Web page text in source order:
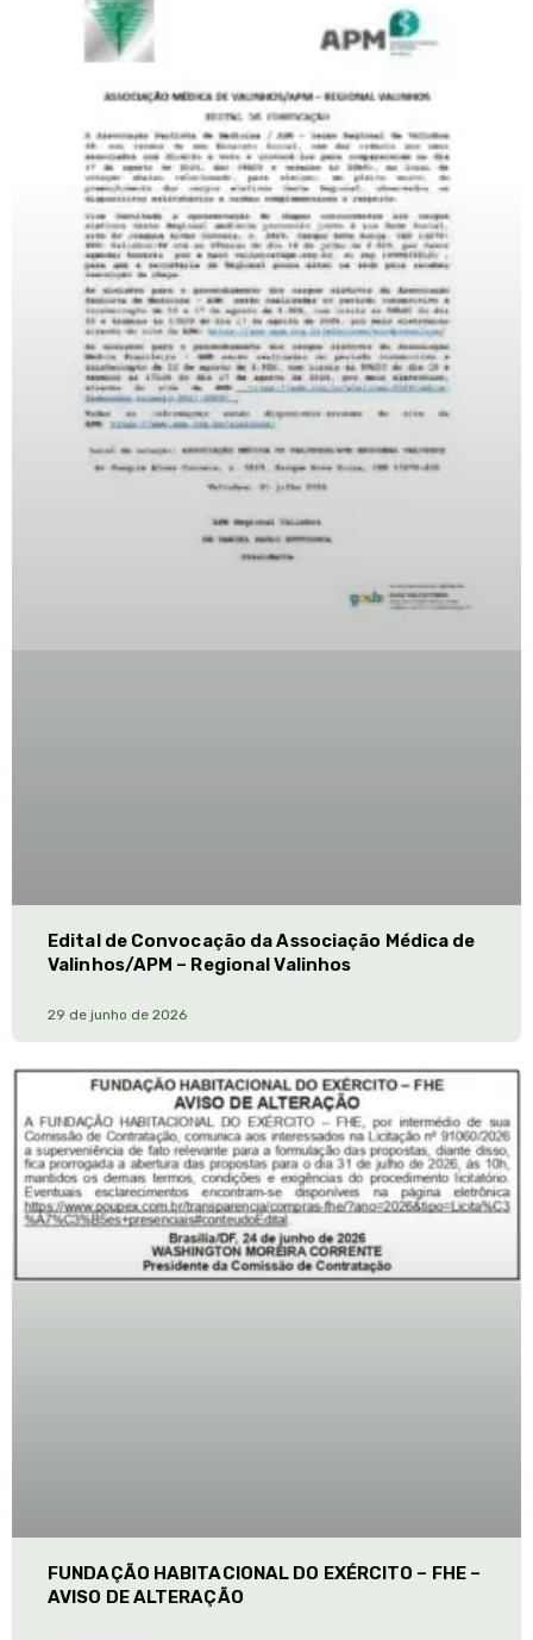
Edital de Convocação da Associação Médica de
Valinhos/APM – Regional Valinhos
29 de junho de 2026
FUNDAÇÃO HABITACIONAL DO EXÉRCITO – FHE –
AVISO DE ALTERAÇÃO